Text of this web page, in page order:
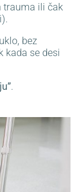
trauma ili čak
bez
kada se desi
.